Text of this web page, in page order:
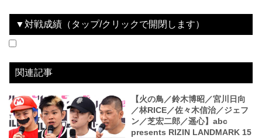
▼対戦成績（タップ/クリックで開閉します）
関連記事
【火の鳥／鈴木博昭／宮川日向
／林RICE／佐々木信治／ジェフ
ン／芝宏二郎／遥心】abc
presents RIZIN LANDMARK 15